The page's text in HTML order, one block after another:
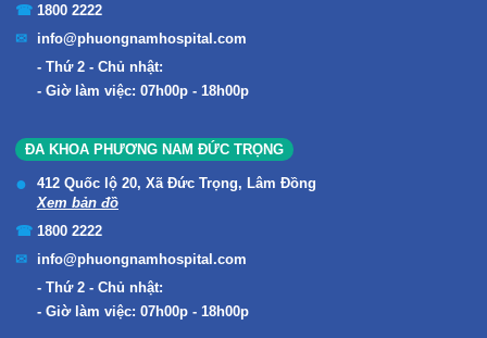
1800 2222
info@phuongnamhospital.com
Thứ 2 - Chủ nhật:
Giờ làm việc: 07h00p - 18h00p
ĐA KHOA PHƯƠNG NAM ĐỨC TRỌNG
412 Quốc lộ 20, Xã Đức Trọng, Lâm Đồng
Xem bản đồ
1800 2222
info@phuongnamhospital.com
Thứ 2 - Chủ nhật:
Giờ làm việc: 07h00p - 18h00p